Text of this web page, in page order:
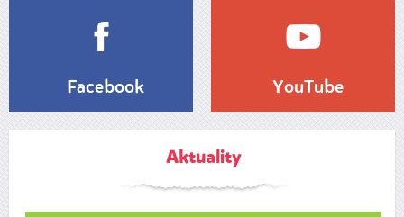
Facebook YouTube
Aktuality